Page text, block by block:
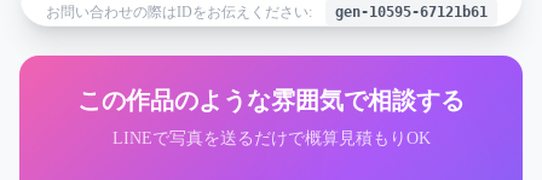
お問い合わせの際はIDをお伝えください: gen-10595-67121b61
この作品のような雰囲気で相談する
LINEで写真を送るだけで概算見積もりOK